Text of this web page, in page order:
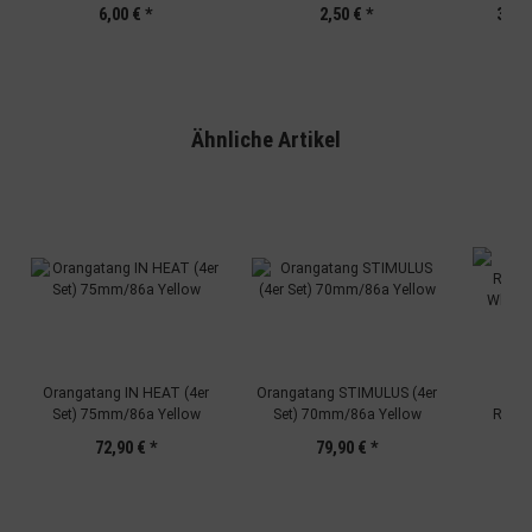
6,00 € * 2,50 € *
Ähnliche Artikel
Orangatang IN HEAT (4er
Set) 75mm/86a Yellow
72,90 € *
Orangatang STIMULUS (4er
Set) 70mm/86a Yellow
79,90 € *